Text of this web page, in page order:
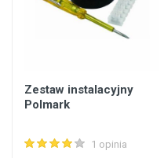
Zestaw instalacyjny
Polmark
1 opinia